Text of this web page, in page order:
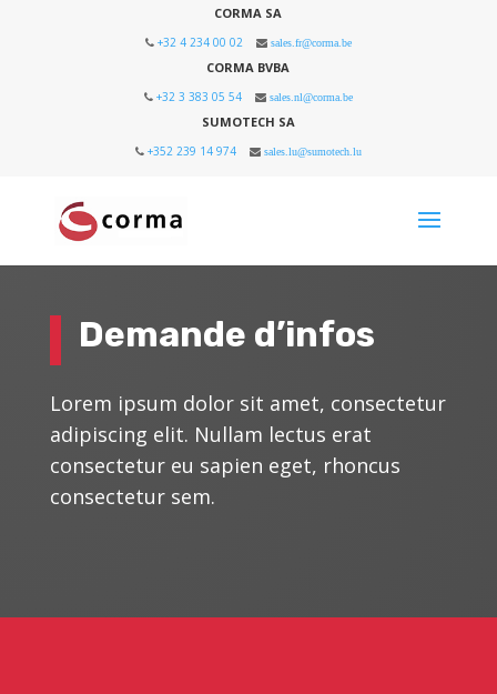
CORMA SA
+32 4 234 00 02 sales.fr@corma.be
CORMA BVBA
+32 3 383 05 54 sales.nl@corma.be
SUMOTECH SA
+352 239 14 974 sales.lu@sumotech.lu
Demande d’infos
Lorem ipsum dolor sit amet, consectetur
adipiscing elit. Nullam lectus erat
consectetur eu sapien eget, rhoncus
consectetur sem.